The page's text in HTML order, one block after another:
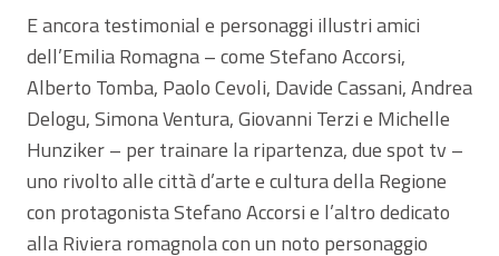
E ancora testimonial e personaggi illustri amici
dell’Emilia Romagna – come Stefano Accorsi,
Alberto Tomba, Paolo Cevoli, Davide Cassani, Andrea
Delogu, Simona Ventura, Giovanni Terzi e Michelle
Hunziker – per trainare la ripartenza, due spot tv –
uno rivolto alle città d’arte e cultura della Regione
con protagonista Stefano Accorsi e l’altro dedicato
alla Riviera romagnola con un noto personaggio